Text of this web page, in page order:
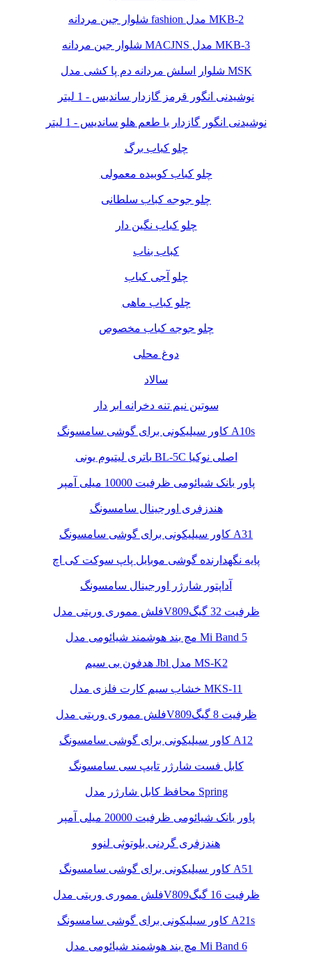
شلوار جین مردانه fashion مدل MKB-2
شلوار جین مردانه MACJNS مدل MKB-3
شلوار اسلش مردانه دم پا کشی مدل MSK
نوشیدنی انگور قرمز گازدار ساندیس - 1 لیتر
نوشیدنی انگور گازدار با طعم هلو ساندیس - 1 لیتر
چلو کباب برگ
چلو کباب کوبیده معمولی
چلو جوجه کباب سلطانی
چلو کباب نگین دار
کباب بناب
چلو آجی کباب
چلو کباب ماهی
چلو جوجه کباب مخصوص
دوغ محلی
سالاد
سوتین نیم تنه دخرانه ابر دار
کاور سیلیکونی برای گوشی سامسونگ A10s
باتری لیتیوم یونی BL-5C اصلی نوکیا
پاور بانک شیائومی ظرفیت 10000 میلی آمپر
هندزفری اورجینال سامسونگ
کاور سیلیکونی برای گوشی سامسونگ A31
پایه نگهدارنده گوشی موبایل پاپ سوکت کی اچ
آداپتور شارژر اورجینال سامسونگ
فلش مموری وریتی مدلV809ظرفیت 32 گیگ
مچ بند هوشمند شیائومی مدل Mi Band 5
هدفون بی سیم Jbl مدل MS-K2
خشاب سیم کارت فلزی مدل MKS-11
فلش مموری وریتی مدلV809ظرفیت 8 گیگ
کاور سیلیکونی برای گوشی سامسونگ A12
کابل فست شارژر تایپ سی سامسونگ
محافظ کابل شارژر مدل Spring
پاور بانک شیائومی ظرفیت 20000 میلی آمپر
هندزفری گردنی بلوتوثی لنوو
کاور سیلیکونی برای گوشی سامسونگ A51
فلش مموری وریتی مدلV809ظرفیت 16 گیگ
کاور سیلیکونی برای گوشی سامسونگ A21s
مچ بند هوشمند شیائومی مدل Mi Band 6